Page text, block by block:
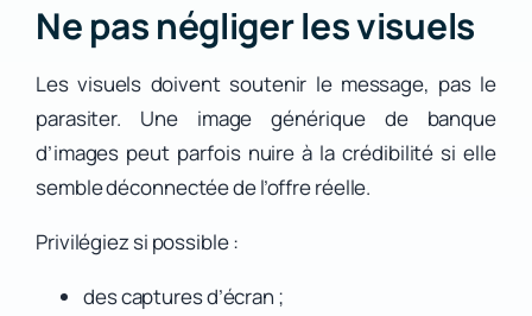
Ne pas négliger les visuels
Les visuels doivent soutenir le message, pas le
parasiter. Une image générique de banque
d’images peut parfois nuire à la crédibilité si elle
semble déconnectée de l’offre réelle.
Privilégiez si possible :
des captures d’écran ;